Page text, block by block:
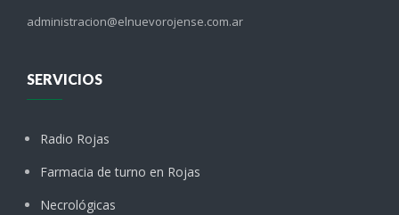
administracion@elnuevorojense.com.ar
SERVICIOS
Radio Rojas
Farmacia de turno en Rojas
Necrológicas